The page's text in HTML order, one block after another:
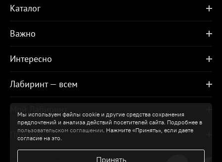
Мы используем файлы cookie и другие средства сохранения
предпочтений и анализа действий посетителей сайта. Подробнее в
пользовательском соглашении. Нажмите «Принять», если даете
согласие на это.
Принять
Каталог
Важно
Интересно
Лабиринт — всем
Помощь